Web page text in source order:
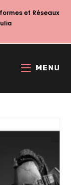
et Réseaux
MENU